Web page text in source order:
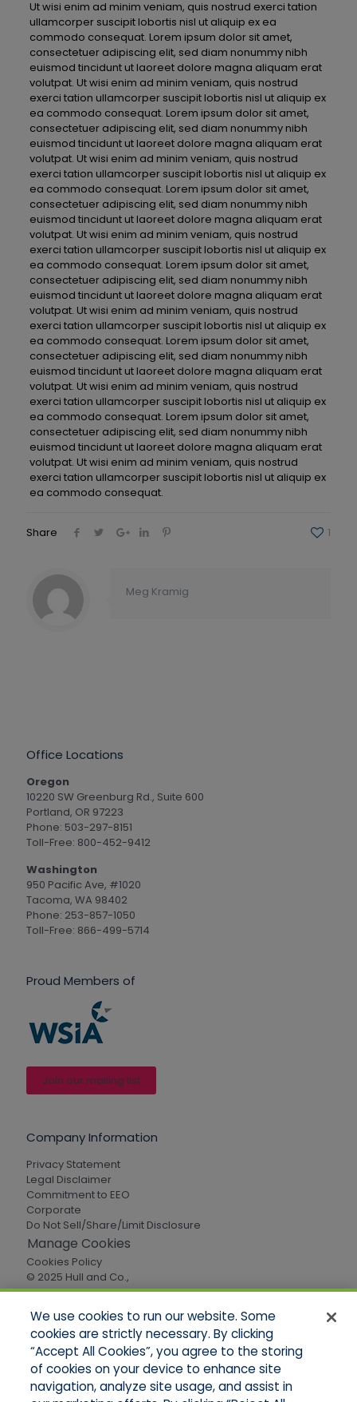
Ut wisi enim ad minim veniam, quis nostrud exerci tation
ullamcorper suscipit lobortis nisl ut aliquip ex ea
commodo consequat. Lorem ipsum dolor sit amet,
consectetuer adipiscing elit, sed diam nonummy nibh
euismod tincidunt ut laoreet dolore magna aliquam erat
volutpat. Ut wisi enim ad minim veniam, quis nostrud
exerci tation ullamcorper suscipit lobortis nisl ut aliquip ex
ea commodo consequat. Lorem ipsum dolor sit amet,
consectetuer adipiscing elit, sed diam nonummy nibh
euismod tincidunt ut laoreet dolore magna aliquam erat
volutpat. Ut wisi enim ad minim veniam, quis nostrud
exerci tation ullamcorper suscipit lobortis nisl ut aliquip ex
ea commodo consequat. Lorem ipsum dolor sit amet,
consectetuer adipiscing elit, sed diam nonummy nibh
euismod tincidunt ut laoreet dolore magna aliquam erat
volutpat. Ut wisi enim ad minim veniam, quis nostrud
exerci tation ullamcorper suscipit lobortis nisl ut aliquip ex
ea commodo consequat. Lorem ipsum dolor sit amet,
consectetuer adipiscing elit, sed diam nonummy nibh
euismod tincidunt ut laoreet dolore magna aliquam erat
volutpat. Ut wisi enim ad minim veniam, quis nostrud
exerci tation ullamcorper suscipit lobortis nisl ut aliquip ex
ea commodo consequat. Lorem ipsum dolor sit amet,
consectetuer adipiscing elit, sed diam nonummy nibh
euismod tincidunt ut laoreet dolore magna aliquam erat
volutpat. Ut wisi enim ad minim veniam, quis nostrud
exerci tation ullamcorper suscipit lobortis nisl ut aliquip ex
ea commodo consequat. Lorem ipsum dolor sit amet,
consectetuer adipiscing elit, sed diam nonummy nibh
euismod tincidunt ut laoreet dolore magna aliquam erat
volutpat. Ut wisi enim ad minim veniam, quis nostrud
exerci tation ullamcorper suscipit lobortis nisl ut aliquip ex
ea commodo consequat.
Share 1
Meg Kramig
Office Locations
Oregon
10220 SW Greenburg Rd., Suite 600
Portland, OR 97223
Phone: 503-297-8151
Toll-Free: 800-452-9412
Washington
950 Pacific Ave, #1020
Tacoma, WA 98402
Phone: 253-857-1050
Toll-Free: 866-499-5714
Proud Members of
Join our mailing list
Company Information
Privacy Statement
Legal Disclaimer
Commitment to EEO
Corporate
Do Not Sell/Share/Limit Disclosure
Manage Cookies
Cookies Policy
© 2025 Hull and Co.,
All Rights Reserved
Quick Links
Home
About Us
We use cookies to run our website. Some
cookies are strictly necessary. By clicking
“Accept All Cookies”, you agree to the storing
of cookies on your device to enhance site
navigation, analyze site usage, and assist in